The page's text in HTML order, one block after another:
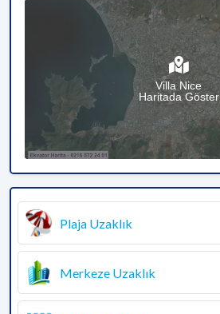
Villa Nice
Haritada Göster
Plaja Uzaklık
Merkeze Uzaklık